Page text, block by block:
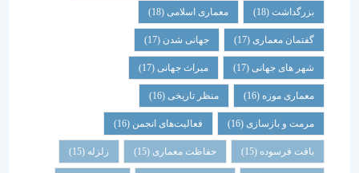
بزرگداشت (18) معماری اسلامی(18)
گفتمان معماری (17) جهانی شدن(17)
شهر های جهانی(17) میراث جهانی(17)
معماری موزه(16) منظر تاریخی (16)
مرمت و بازسازی(16) فعالیت‌های انجمن(16)
بافت فرسوده (15) حفاظت معماری (15) زلزله